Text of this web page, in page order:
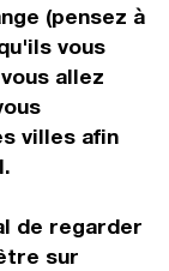
(pensez à
vous
allez
villes afin
de regarder
sur